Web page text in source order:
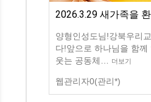
2026.3.29 새가족을
양형인성도님!강북우리
다!앞으로 하나님을 함
웃는 공동체…
더보기
웹관리자0(관리*)